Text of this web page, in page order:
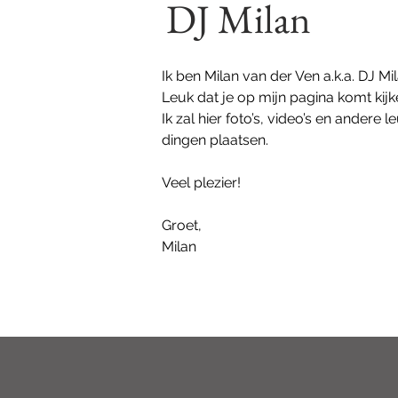
DJ Milan
Ik ben Milan van der Ven a.k.a. DJ
Leuk dat je op mijn pagina komt
Ik zal hier foto’s, video’s en andere
dingen plaatsen.
Veel plezier!
Groet,
Milan